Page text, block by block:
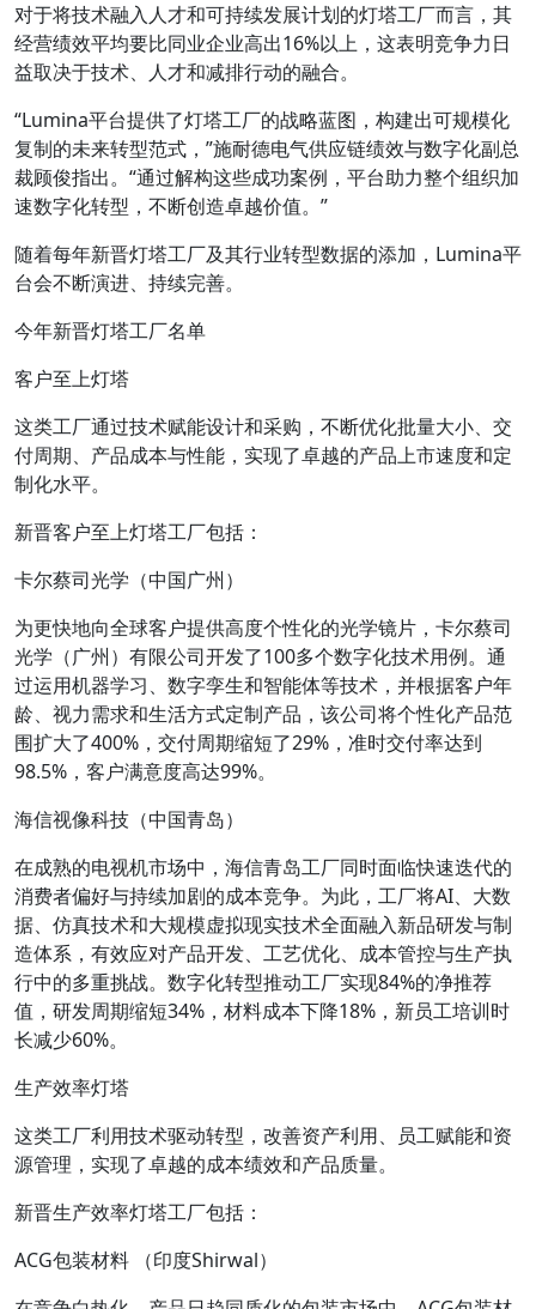
对于将技术融入人才和可持续发展计划的灯塔工厂而言，其
经营绩效平均要比同业企业高出16%以上，这表明竞争力日
益取决于技术、人才和减排行动的融合。
“Lumina平台提供了灯塔工厂的战略蓝图，构建出可规模化
复制的未来转型范式，”施耐德电气供应链绩效与数字化副总
裁顾俊指出。“通过解构这些成功案例，平台助力整个组织加
速数字化转型，不断创造卓越价值。”
随着每年新晋灯塔工厂及其行业转型数据的添加，Lumina平
台会不断演进、持续完善。
今年新晋灯塔工厂名单
客户至上灯塔
这类工厂通过技术赋能设计和采购，不断优化批量大小、交
付周期、产品成本与性能，实现了卓越的产品上市速度和定
制化水平。
新晋客户至上灯塔工厂包括：
卡尔蔡司光学（中国广州）
为更快地向全球客户提供高度个性化的光学镜片，卡尔蔡司
光学（广州）有限公司开发了100多个数字化技术用例。通
过运用机器学习、数字孪生和智能体等技术，并根据客户年
龄、视力需求和生活方式定制产品，该公司将个性化产品范
围扩大了400%，交付周期缩短了29%，准时交付率达到
98.5%，客户满意度高达99%。
海信视像科技（中国青岛）
在成熟的电视机市场中，海信青岛工厂同时面临快速迭代的
消费者偏好与持续加剧的成本竞争。为此，工厂将AI、大数
据、仿真技术和大规模虚拟现实技术全面融入新品研发与制
造体系，有效应对产品开发、工艺优化、成本管控与生产执
行中的多重挑战。数字化转型推动工厂实现84%的净推荐
值，研发周期缩短34%，材料成本下降18%，新员工培训时
长减少60%。
生产效率灯塔
这类工厂利用技术驱动转型，改善资产利用、员工赋能和资
源管理，实现了卓越的成本绩效和产品质量。
新晋生产效率灯塔工厂包括：
ACG包装材料 （印度Shirwal）